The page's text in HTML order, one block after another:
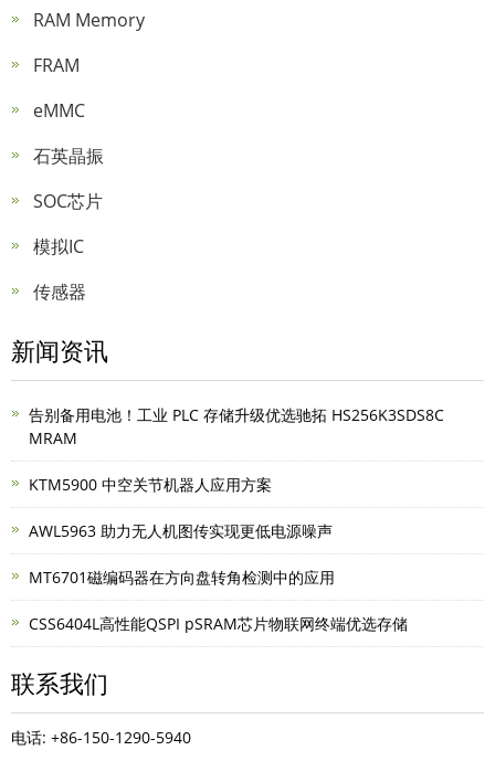
RAM Memory
FRAM
eMMC
石英晶振
SOC芯片
模拟IC
传感器
新闻资讯
告别备用电池！工业 PLC 存储升级优选驰拓 HS256K3SDS8C
MRAM
KTM5900 中空关节机器人应用方案
AWL5963 助力无人机图传实现更低电源噪声
MT6701磁编码器在方向盘转角检测中的应用
CSS6404L高性能QSPI pSRAM芯片物联网终端优选存储
联系我们
电话: +86-150-1290-5940